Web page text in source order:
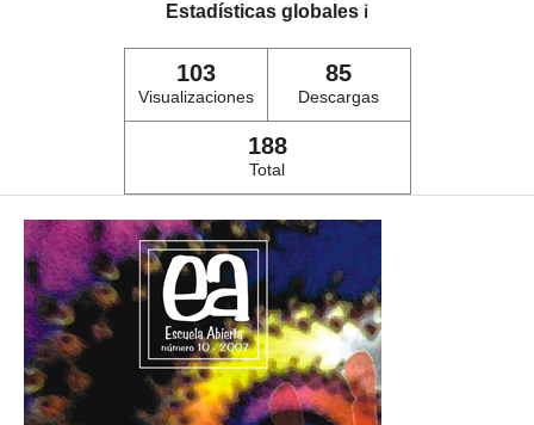
Estadísticas globales ℹ️
103
Visualizaciones
85
Descargas
188
Total